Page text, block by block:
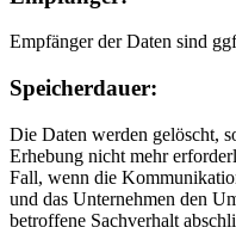
Empfänger der Daten sind
Speicherdauer:
Die Daten werden gelöscht,
Erhebung nicht mehr
Fall, wenn die
und das Unternehmen den
betroffene Sachverhalt